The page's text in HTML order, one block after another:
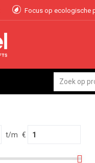
Focus op ecologische
t/m €